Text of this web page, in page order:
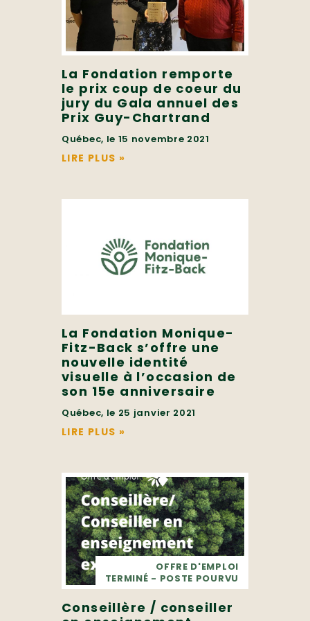
La Fondation remporte
le prix coup de coeur du
jury du Gala annuel des
Prix Guy-Chartrand
Québec, le 15 novembre 2021
LIRE PLUS »
La Fondation Monique-
Fitz-Back s’offre une
nouvelle identité
visuelle à l’occasion de
son 15e anniversaire
Québec, le 25 janvier 2021
LIRE PLUS »
OFFRE D'EMPLOI
TERMINÉ - POSTE POURVU
Conseillère / conseiller